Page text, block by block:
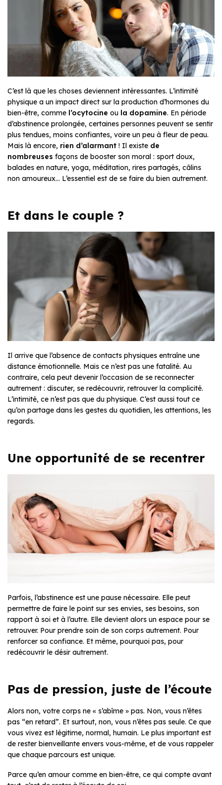
C’est là que les choses deviennent intéressantes. L’intimité
physique a un impact direct sur la production d’hormones du
bien-être, comme l’ocytocine ou la dopamine. En période
d’abstinence prolongée, certaines personnes peuvent se sentir
plus tendues, moins confiantes, voire un peu à fleur de peau.
Mais là encore, rien d’alarmant ! Il existe de
nombreuses façons de booster son moral : sport doux,
balades en nature, yoga, méditation, rires partagés, câlins
non amoureux… L’essentiel est de se faire du bien autrement.
Et dans le couple ?
Il arrive que l’absence de contacts physiques entraîne une
distance émotionnelle. Mais ce n’est pas une fatalité. Au
contraire, cela peut devenir l’occasion de se reconnecter
autrement : discuter, se redécouvrir, retrouver la complicité.
L’intimité, ce n’est pas que du physique. C’est aussi tout ce
qu’on partage dans les gestes du quotidien, les attentions, les
regards.
Une opportunité de se recentrer
Parfois, l’abstinence est une pause nécessaire. Elle peut
permettre de faire le point sur ses envies, ses besoins, son
rapport à soi et à l’autre. Elle devient alors un espace pour se
retrouver. Pour prendre soin de son corps autrement. Pour
renforcer sa confiance. Et même, pourquoi pas, pour
redécouvrir le désir autrement.
Pas de pression, juste de l’écoute
Alors non, votre corps ne « s’abîme » pas. Non, vous n’êtes
pas “en retard”. Et surtout, non, vous n’êtes pas seule. Ce que
vous vivez est légitime, normal, humain. Le plus important est
de rester bienveillante envers vous-même, et de vous rappeler
que chaque parcours est unique.
Parce qu’en amour comme en bien-être, ce qui compte avant